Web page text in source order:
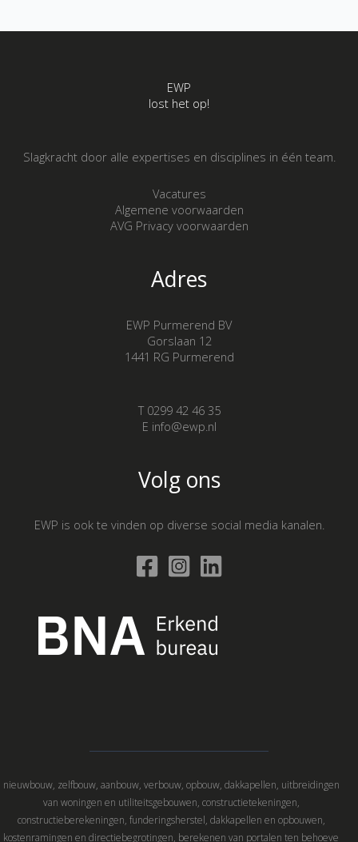
EWP
lost het op!
Slagkracht door alle expertises en disciplines in één team.
Vacatures
Algemene voorwaarden
AVG Privacy voorwaarden
Adres
EWP Purmerend BV
Gorslaan 12
1441 RG Purmerend
T 0299 42 46 35
E info@ewp.nl
Volg ons
EWP is ook te vinden op diverse social media kanalen.
nieuwbouw, zelfbouw, aanbouw, verbouw, opbouw, dakkapellen, uitbreidingen
van woningen en utiliteitsgebouwen, constructietekeningen,
constructieberekeningen, funderingsherstel, dakkapellen en opbouwen,
kostenramingen en directiebegrotingen, berekenen van portalen ten behoeve